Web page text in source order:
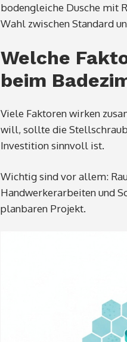
bodengleiche Dusche mit
Wahl zwischen Standard
Welche
beim
Viele Faktoren wirken
will, sollte die
Investition sinnvoll ist.
Wichtig sind vor allem:
Handwerkerarbeiten und
planbaren Projekt.